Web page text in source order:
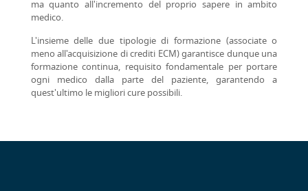
ma quanto all'incremento del proprio sapere in ambito
medico.
L'insieme delle due tipologie di formazione (associate o
meno all'acquisizione di crediti ECM) garantisce dunque una
formazione continua, requisito fondamentale per portare
ogni medico dalla parte del paziente, garantendo a
quest'ultimo le migliori cure possibili.